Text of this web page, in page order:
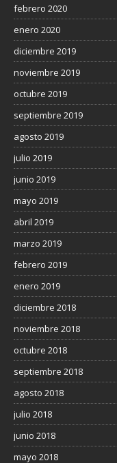
febrero 2020
enero 2020
diciembre 2019
noviembre 2019
octubre 2019
septiembre 2019
agosto 2019
julio 2019
junio 2019
mayo 2019
abril 2019
marzo 2019
febrero 2019
enero 2019
diciembre 2018
noviembre 2018
octubre 2018
septiembre 2018
agosto 2018
julio 2018
junio 2018
mayo 2018